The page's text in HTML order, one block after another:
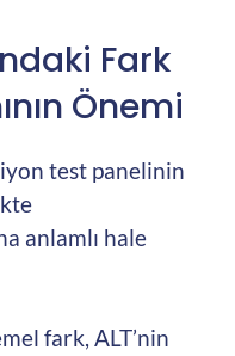
Fark
Önemi
test panelinin
anlamlı hale
fark, ALT’nin